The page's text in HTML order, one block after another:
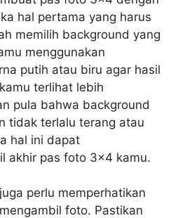
hal pertama yang harus
memilih background yang
menggunakan
putih atau biru agar hasil
terlihat lebih
pula bahwa background
tidak terlalu terang atau
hal ini dapat
akhir pas foto 3×4 kamu.
perlu memperhatikan
foto. Pastikan